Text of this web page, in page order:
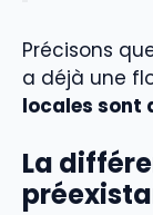
Précisons
a déjà une
locales sont
La